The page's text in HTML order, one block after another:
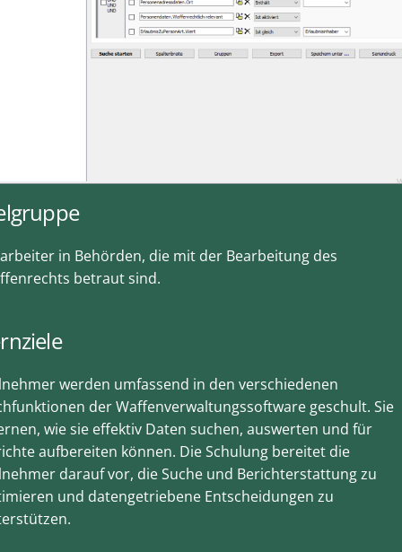
in Behörden, die mit der Bearbeitung des
betraut sind.
werden umfassend in den verschiedenen
der Waffenverwaltungssoftware geschult. Sie
wie sie effektiv Daten suchen, auswerten und für
aufbereiten können. Die Schulung bereitet die
darauf vor, die Suche und Berichterstattung zu
und datengetriebene Entscheidungen zu